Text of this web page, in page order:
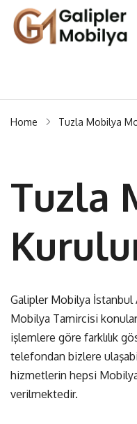
Home Tuzla Mobilya
Tuzla
Galipler Mobilya İstanbul
Mobilya Tamircisi
işlemlere göre farklılık
telefondan bizlere
hizmetlerin hepsi
verilmektedir.